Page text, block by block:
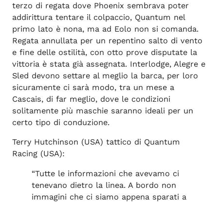
terzo di regata dove Phoenix sembrava poter
addirittura tentare il colpaccio, Quantum nel
primo lato è nona, ma ad Eolo non si comanda.
Regata annullata per un repentino salto di vento
e fine delle ostilità, con otto prove disputate la
vittoria è stata già assegnata. Interlodge, Alegre e
Sled devono settare al meglio la barca, per loro
sicuramente ci sarà modo, tra un mese a
Cascais, di far meglio, dove le condizioni
solitamente più maschie saranno ideali per un
certo tipo di conduzione.
Terry Hutchinson (USA) tattico di Quantum
Racing (USA):
“Tutte le informazioni che avevamo ci
tenevano dietro la linea. A bordo non
immagini che ci siamo appena sparati a